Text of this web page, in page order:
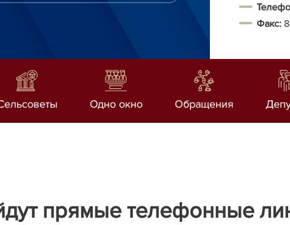
Т
Факс:
Одно окно Обращения
прямые телефонные